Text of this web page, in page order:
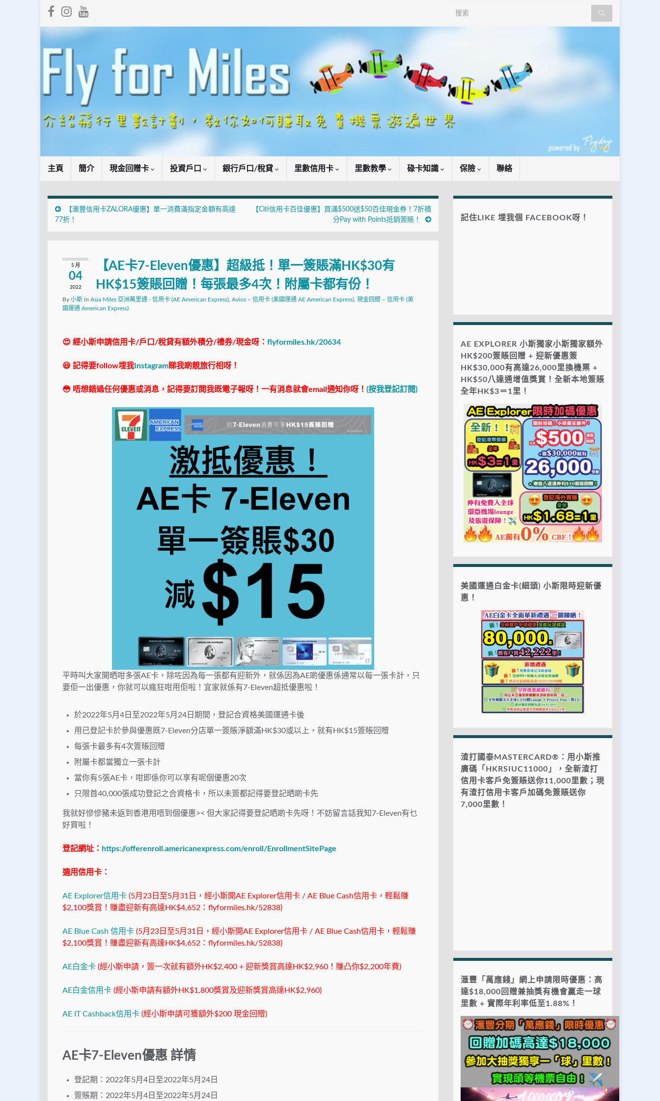
Search for:
主頁 簡介 現金回贈卡 投資戶口 銀行戶口/稅貸 里數信用卡 里數教學 碌卡知識 保險 聯絡
【滙豐信用卡ZALORA優惠】單一消費滿指定金額有高達
77折！
【Citi信用卡百佳優惠】買滿$500送$50百佳現金券！7折積
分Pay with Points抵銷簽賬！
5 月
04
2022
【AE卡7-Eleven優惠】超級抵！單一簽賬滿HK$30有
HK$15簽賬回贈！每張最多4次！附屬卡都有份！
By 小斯 in Asia Miles 亞洲萬里通 - 信用卡 (AE American Express) Avios – 信用卡 (美國運通 AE American Express) 現金回贈 – 信用卡 (美
國運通 American Express)
😍 經小斯申請信用卡/戶口/稅貸有額外積分/禮券/現金呀： flyformiles.hk/20634
😆 記得要follow埋我 Instagram睇我啲靚旅行相呀！
😳 唔想錯過任何優惠或消息，記得要訂閱我既電子報呀！一有消息就會email通知你呀！ (按我登記訂閱)
平時叫大家開晒咁多張AE卡，除咗因為每一張都有迎新外，就係因為AE啲優惠係通常以每一張卡計，只
要佢一出優惠，你就可以瘋狂咁用佢啦！宜家就係有7-Eleven超抵優惠啦！
於2022年5月4日至2022年5月24日期間，登記合資格美國運通卡後
用已登記卡於參與優惠既7-Eleven分店單一簽賬淨額滿HK$30或以上，就有HK$15簽賬回贈
每張卡最多有4次簽賬回贈
附屬卡都當獨立一張卡計
當你有5張AE卡，咁即係你可以享有呢個優惠20次
只限首40,000張成功登記之合資格卡，所以未簽都記得要登記晒啲卡先
我就好慘慘豬未返到香港用唔到個優惠>< 但大家記得要登記晒啲卡先呀！不妨留言話我知7-Eleven有乜
好買啦！
登記網址： https://offerenroll.americanexpress.com/enroll/EnrollmentSitePage
適用信用卡：
AE Explorer信用卡 (5月23日至5月31日，經小斯開AE Explorer信用卡 / AE Blue Cash信用卡，輕鬆賺
$2,100獎賞！賺盡迎新有高達HK$4,652：flyformiles.hk/52838)
AE Blue Cash 信用卡 (5月23日至5月31日，經小斯開AE Explorer信用卡 / AE Blue Cash信用卡，輕鬆賺
$2,100獎賞！賺盡迎新有高達HK$4,652：flyformiles.hk/52838)
AE白金卡 (經小斯申請，簽一次就有額外HK$2,400 + 迎新獎賞高達HK$2,960！賺凸你$2,200年費)
AE白金信用卡 (經小斯申請有額外HK$1,800獎賞及迎新獎賞高達HK$2,960)
AE IT Cashback信用卡 (經小斯申請可獲額外$200 現金回贈)
AE卡7-Eleven優惠 詳情
登記期：2022年5月4日至2022年5月24日
簽賬期：2022年5月4日至2022年5月24日
記住LIKE 埋我個 FACEBOOK呀！
AE EXPLORER 小斯獨家小斯獨家額外
HK$200簽賬回贈 + 迎新優惠簽
HK$30,000有高達26,000里換機票 +
HK$50八達通增值獎賞！全新本地簽賬
全年HK$3＝1里！
美國運通白金卡(細頭) 小斯限時迎新優
惠！
渣打國泰MASTERCARD®：用小斯推
廣碼「HKRSIUC11000」，全新渣打
信用卡客戶免簽賬送你11,000里數；現
有渣打信用卡客戶加碼免簽賬送你
7,000里數！
滙豐「萬應錢」網上申請限時優惠：高
達$18,000回贈兼抽獎有機會贏走一球
里數 + 實際年利率低至1.88%！